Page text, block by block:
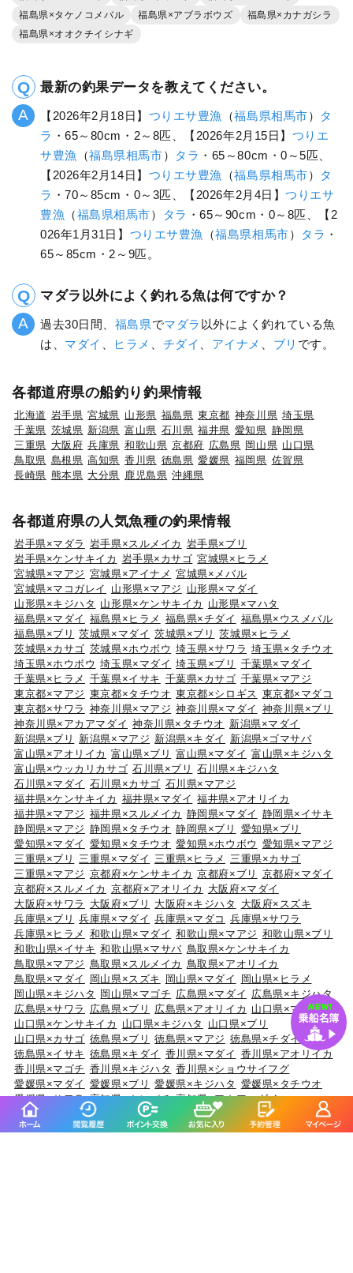
「つりエサ豊漁」の
予約プランを見る
「つりエサ豊漁」の
全ての釣果を見る
釣行当日の気象情報を表示
福島県の人気魚種の釣果情報
福島県×マダイ 福島県×ブリ 福島県×マアジ
福島県×カサゴ
福島県×ヒラメ
福島県×ヒラマサ
福島県×ゴマサバ
福島県×マダコ
福島県×スズキ 福島県×メバル
福島県×チダイ
福島県×クロダイ
福島県×アカムツ
福島県×ウスメバル
福島県×クエ 福島県×マダラ
福島県×メバチ
福島県×マコガレイ
福島県×タケノコメバル
福島県×アブラボウズ
福島県×カナガシラ
福島県×オオクチイシナギ
最新の釣果データを教えてください。
【2026年2月18日】つりエサ豊漁（ 福島県 相馬市
ラ・65～80cm・2～8匹、【2026年2月15日】つりエ
サ豊漁（福島県相馬市）タラ・65～80cm・0～5匹、
豊漁（福島県相馬市）タラ・65～90cm・0～8匹、【2
026年1月31日】つりエサ豊漁（福島県
65～85cm・2～9匹。
マダラ以外によく釣れる魚は何ですか？
過去30日間、福島県 でマダラ以外によく釣れている魚
は、マダイ、ヒラメ、チダイ、アイナメ、ブリです。
各都道府県の船釣り釣果情報
北海道 岩手県 宮城県 山形県 福島県 東京都 神奈川県 埼玉県
千葉県 茨城県 新潟県 富山県 石川県 福井県 愛知県 静岡県
三重県 大阪府 兵庫県 和歌山県 京都府 広島県 岡山県 山口県
鳥取県 島根県 高知県 香川県 徳島県 愛媛県 福岡県 佐賀県
長崎県 熊本県 大分県 鹿児島県 沖縄県
各都道府県の人気魚種の釣果情報
岩手県×マダラ 岩手県×スルメイカ 岩手県×ブリ
岩手県×ケンサキイカ 岩手県×カサゴ 宮城県×ヒラメ
宮城県×マアジ 宮城県×アイナメ 宮城県×メバル
宮城県×マコガレイ 山形県×マアジ 山形県×マダイ
山形県×キジハタ 山形県×ケンサキイカ 山形県×マハタ
福島県×マダイ 福島県×ヒラメ 福島県×チダイ 福島県×ウスメバル
福島県×ブリ 茨城県×マダイ 茨城県×ブリ 茨城県×ヒラメ
茨城県×カサゴ 茨城県×ホウボウ 埼玉県×サワラ 埼玉県×タチウオ
埼玉県×ホウボウ 埼玉県×マダイ 埼玉県×ブリ
千葉県×マダイ
千葉県×ヒラメ 千葉県×イサキ 千葉県×カサゴ 千葉県×マアジ
東京都×マアジ
東京都×タチウオ 東京都×シロギス 東京都×マダコ
東京都×サワラ 神奈川県×マアジ 神奈川県×マダイ 神奈川県×ブリ
神奈川県×アカアマダイ 神奈川県×タチウオ 新潟県×マダイ
新潟県×ブリ 新潟県×マアジ 新潟県×キダイ 新潟県×ゴマサバ
富山県×アオリイカ 富山県×ブリ 富山県×マダイ 富山県×キジハタ
富山県×ウッカリカサゴ 石川県×ブリ 石川県×キジハタ
石川県×マダイ 石川県×カサゴ 石川県×マアジ
福井県×ケンサキイカ
福井県×マダイ
福井県×アオリイカ
福井県×マアジ 福井県×スルメイカ 静岡県×マダイ 静岡県×イサキ